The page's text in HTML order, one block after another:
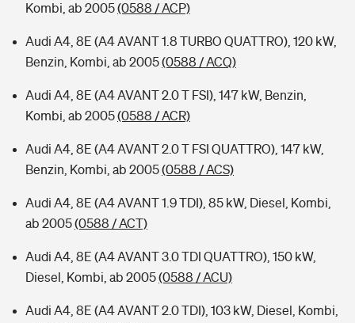
Kombi, ab 2005(0588 / ACP)
Audi A4, 8E (A4 AVANT 1.8 TURBO QUATTRO), 120 kW,
Benzin, Kombi, ab 2005(0588 / ACQ)
Audi A4, 8E (A4 AVANT 2.0 T FSI), 147 kW, Benzin,
Kombi, ab 2005(0588 / ACR)
Audi A4, 8E (A4 AVANT 2.0 T FSI QUATTRO), 147 kW,
Benzin, Kombi, ab 2005(0588 / ACS)
Audi A4, 8E (A4 AVANT 1.9 TDI), 85 kW, Diesel, Kombi,
ab 2005(0588 / ACT)
Audi A4, 8E (A4 AVANT 3.0 TDI QUATTRO), 150 kW,
Diesel, Kombi, ab 2005(0588 / ACU)
Audi A4, 8E (A4 AVANT 2.0 TDI), 103 kW, Diesel, Kombi,